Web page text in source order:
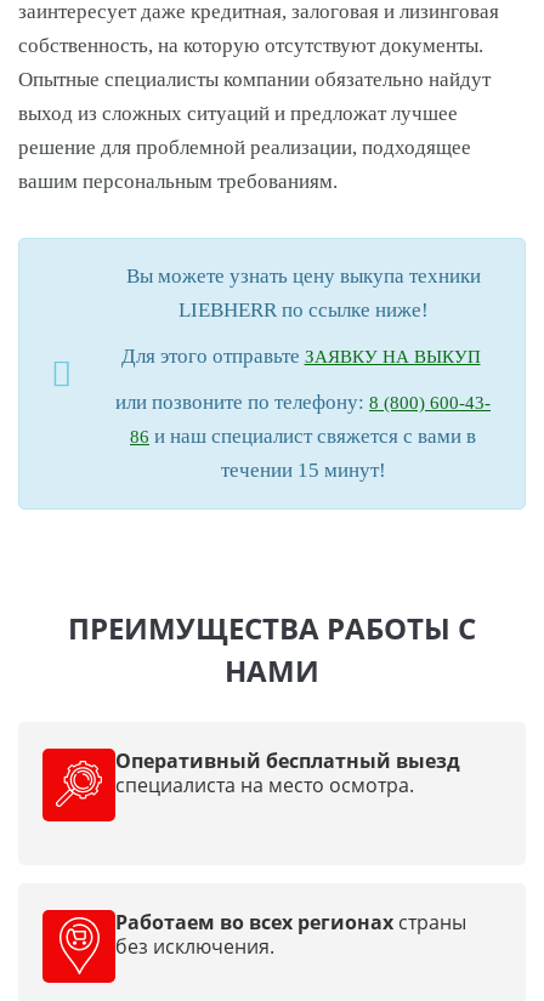
заинтересует даже кредитная, залоговая и лизинговая
собственность, на которую отсутствуют документы.
Опытные специалисты компании обязательно найдут
выход из сложных ситуаций и предложат лучшее
решение для проблемной реализации, подходящее
вашим персональным требованиям.
Вы можете узнать цену выкупа техники
LIEBHERR по ссылке ниже!
Для этого отправьте ЗАЯВКУ НА ВЫКУП
или позвоните по телефону: 8 (800) 600-43-
86 и наш специалист свяжется с вами в
течении 15 минут!
ПРЕИМУЩЕСТВА РАБОТЫ С
НАМИ
Оперативный бесплатный выезд
специалиста на место осмотра.
Работаем во всех регионах страны
без исключения.